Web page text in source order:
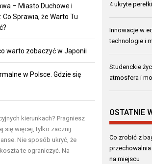
– Miasto Duchowe i
Co Sprawia, że Warto Tu
warto zobaczyć w Japonii
w Polsce. Gdzie się
kierunkach? Pragniesz
się więcej, tylko zacznij
Nie sposób ukryć, że
te ograniczyć. Na
4 ukryte
Innowacje w
technologie i
Studenckie
atmosfera i
OSTATNIE
Co zrobić z
na miejscu